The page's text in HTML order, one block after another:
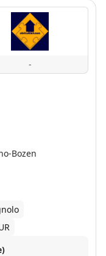
-
Bozen